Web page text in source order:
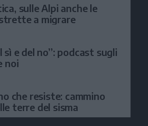
sulle Alpi anche le
a migrare
sì e del no”: podcast sugli
noi
che resiste: cammino
terre del sisma